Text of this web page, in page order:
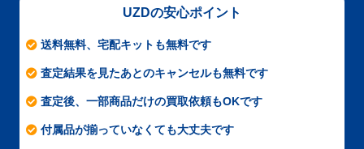
UZDの安心ポイント
送料無料、宅配キットも無料です
査定結果を見たあとのキャンセルも無料です
査定後、一部商品だけの買取依頼もOKです
付属品が揃っていなくても大丈夫です